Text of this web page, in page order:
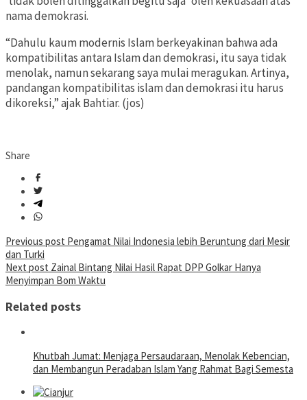
nama demokrasi.
“Dahulu kaum modernis Islam berkeyakinan bahwa ada
kompatibilitas antara Islam dan demokrasi, itu saya tidak
menolak, namun sekarang saya mulai meragukan. Artinya,
pandangan kompatibilitas islam dan demokrasi itu harus
dikoreksi,” ajak Bahtiar. (jos)
Share
Post
navigation
Previous post Pengamat Nilai Indonesia lebih Beruntung dari Mesir
dan Turki
Next post Zainal Bintang Nilai Hasil Rapat DPP Golkar Hanya
Menyimpan Bom Waktu
Related posts
Khutbah Jumat: Menjaga Persaudaraan, Menolak Kebencian,
dan Membangun Peradaban Islam Yang Rahmat Bagi Semesta